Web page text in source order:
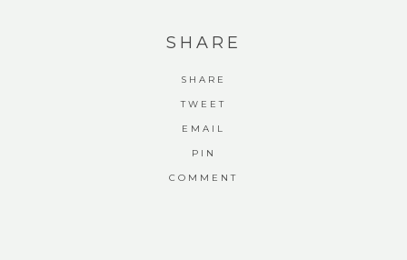
SHARE
SHARE
TWEET
EMAIL
PIN
COMMENT